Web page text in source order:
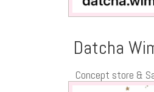
Datcha
Concept store &